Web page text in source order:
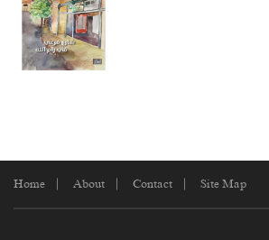
Home About Contact Site Map